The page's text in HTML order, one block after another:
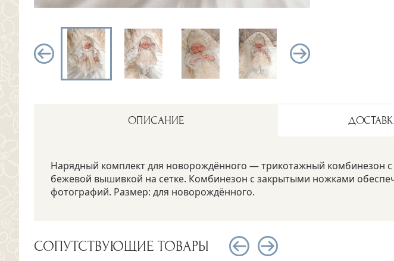
ОПИСАНИЕ
Нарядный комплект для новорождённого — трикотажный комбинезон
бежевой вышивкой на сетке. Комбинезон с закрытыми ножками
фотографий. Размер: для новорождённого.
СОПУТСТВУЮЩИЕ ТОВАРЫ